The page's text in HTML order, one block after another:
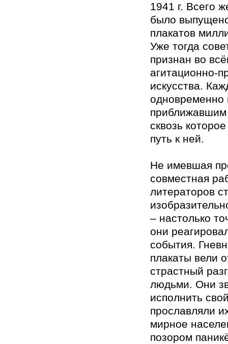
1941 г. Всего
было
плакатов
Уже тогда
признан во
агитационно-
искусства.
сквозь
путь к ней.
Не имевшая
совместная
литераторов
– настолько
они
события.
плакаты вели
страстный
людьми. Они
исполнить
прославляли
мирное
позором